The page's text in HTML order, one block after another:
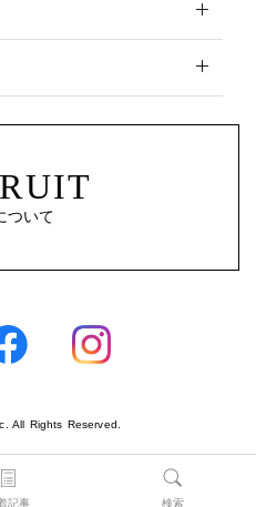
ついて
All Rights Reserved.
記事 検索